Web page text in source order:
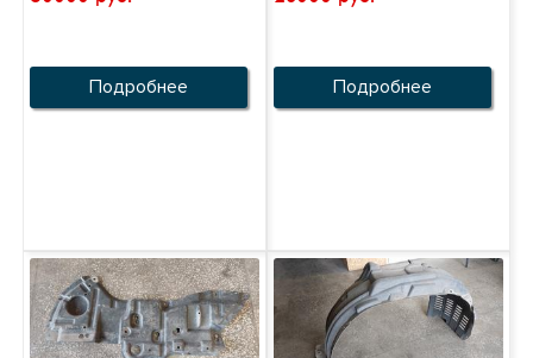
Подробнее Подробнее